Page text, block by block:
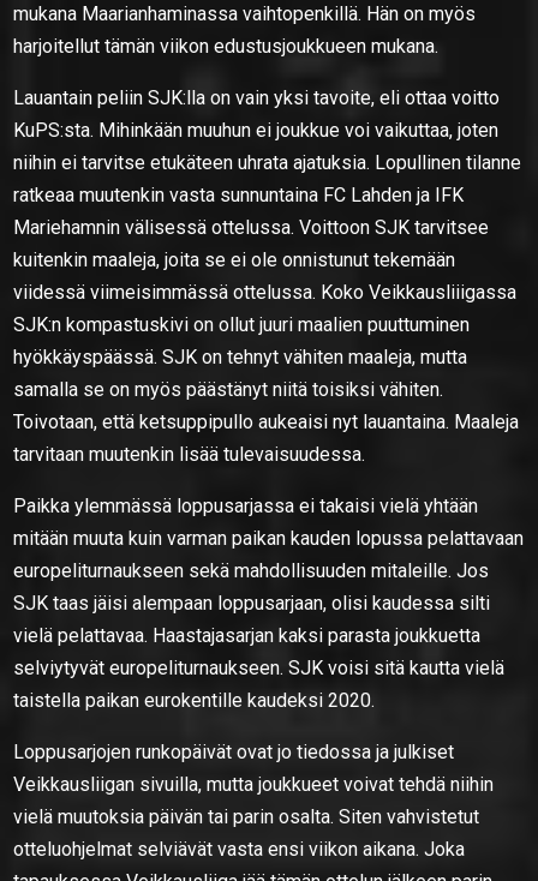
mukana Maarianhaminassa vaihtopenkillä. Hän on myös
harjoitellut tämän viikon edustusjoukkueen mukana.
Lauantain peliin SJK:lla on vain yksi tavoite, eli ottaa voitto
KuPS:sta. Mihinkään muuhun ei joukkue voi vaikuttaa, joten
niihin ei tarvitse etukäteen uhrata ajatuksia. Lopullinen tilanne
ratkeaa muutenkin vasta sunnuntaina FC Lahden ja IFK
Mariehamnin välisessä ottelussa. Voittoon SJK tarvitsee
kuitenkin maaleja, joita se ei ole onnistunut tekemään
viidessä viimeisimmässä ottelussa. Koko Veikkausliiigassa
SJK:n kompastuskivi on ollut juuri maalien puuttuminen
hyökkäyspäässä. SJK on tehnyt vähiten maaleja, mutta
samalla se on myös päästänyt niitä toisiksi vähiten.
Toivotaan, että ketsuppipullo aukeaisi nyt lauantaina. Maaleja
tarvitaan muutenkin lisää tulevaisuudessa.
Paikka ylemmässä loppusarjassa ei takaisi vielä yhtään
mitään muuta kuin varman paikan kauden lopussa pelattavaan
europeliturnaukseen sekä mahdollisuuden mitaleille. Jos
SJK taas jäisi alempaan loppusarjaan, olisi kaudessa silti
vielä pelattavaa. Haastajasarjan kaksi parasta joukkuetta
selviytyvät europeliturnaukseen. SJK voisi sitä kautta vielä
taistella paikan eurokentille kaudeksi 2020.
Loppusarjojen runkopäivät ovat jo tiedossa ja julkiset
Veikkausliigan sivuilla, mutta joukkueet voivat tehdä niihin
vielä muutoksia päivän tai parin osalta. Siten vahvistetut
otteluohjelmat selviävät vasta ensi viikon aikana. Joka